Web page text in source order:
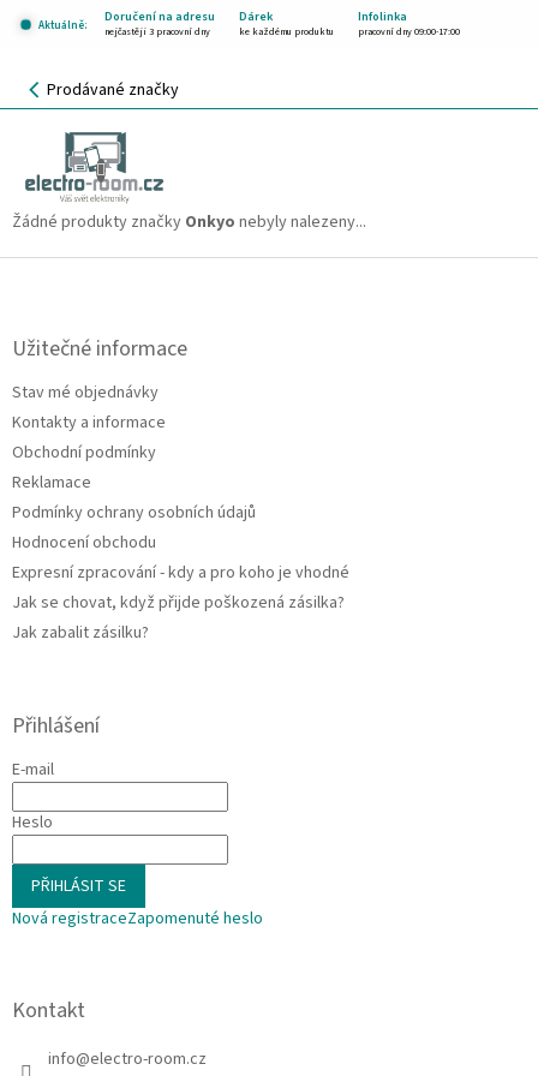
Aktuálně:
Doručení na adresu Dárek Infolinka
nejčastěji 3 pracovní dny ke každému produktu pracovní dny 09:00-17:00
NÁKUPNÍ
KOŠÍK
Prodávané značky
Onkyo
Žádné produkty značky Onkyo nebyly nalezeny...
Z
Užitečné informace
Stav mé objednávky
Kontakty a informace
Obchodní podmínky
Reklamace
Podmínky ochrany osobních údajů
Hodnocení obchodu
Expresní zpracování - kdy a pro koho je vhodné
Jak se chovat, když přijde poškozená zásilka?
Jak zabalit zásilku?
Přihlášení
E-mail
Heslo
PŘIHLÁSIT SE
Nová registraceZapomenuté heslo
Kontakt
info@electro-room.cz